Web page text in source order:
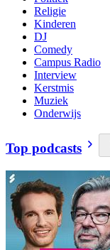
Religie
Kinderen
DJ
Comedy
Campus Radio
Interview
Kerstmis
Muziek
Onderwijs
Top podcasts